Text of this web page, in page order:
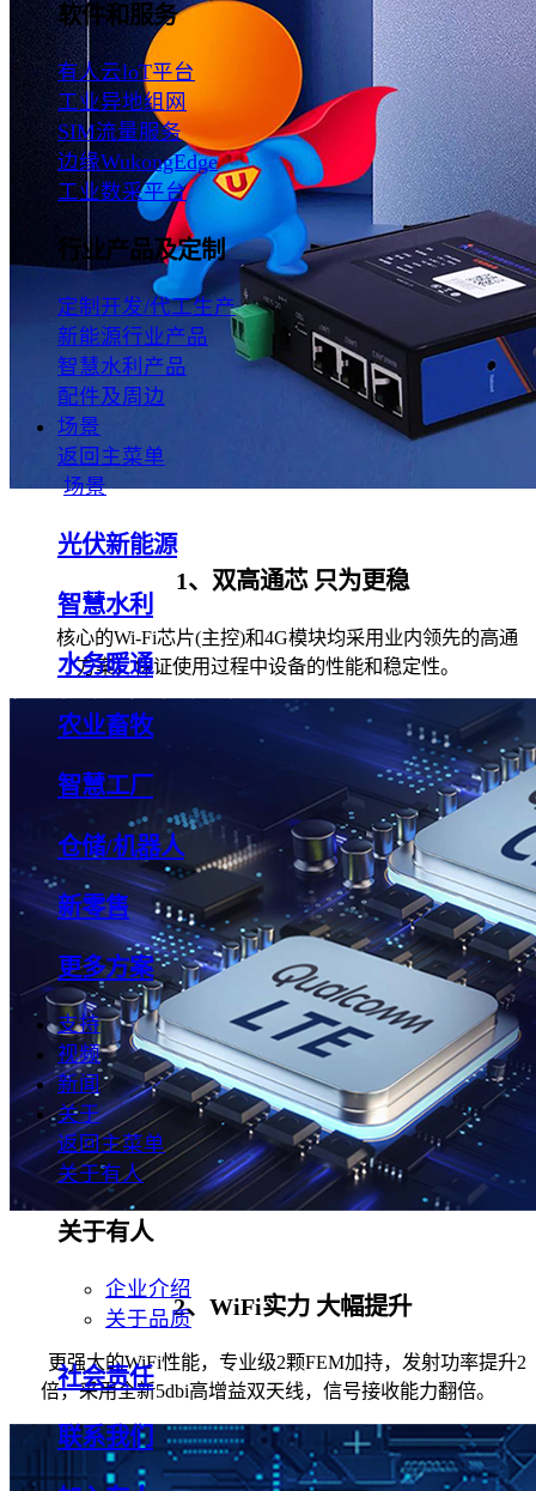
软件和服务
有人云loT平台
工业异地组网
SIM流量服务
边缘WukongEdge
工业数采平台
行业产品及定制
定制开发/代工生产
新能源行业产品
智慧水利产品
配件及周边
场景
返回主菜单
场景
光伏新能源
智慧水利
水务暖通
农业畜牧
智慧工厂
仓储/机器人
新零售
更多方案
支持
视频
新闻
关于
返回主菜单
关于有人
关于有人
企业介绍
关于品质
社会责任
联系我们
1、双高通芯 只为更稳
核心的Wi-Fi芯片(主控)和4G模块均采用业内领先的高通
方案，保证使用过程中设备的性能和稳定性。
2、WiFi实力 大幅提升
更强大的WiFi性能，专业级2颗FEM加持，发射功率提升2
倍，采用全新5dbi高增益双天线，信号接收能力翻倍。